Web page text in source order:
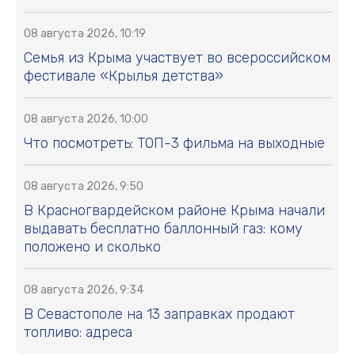
08 августа 2026, 10:19
Семья из Крыма участвует во всероссийском
фестивале «Крылья детства»
08 августа 2026, 10:00
Что посмотреть: ТОП-3 фильма на выходные
08 августа 2026, 9:50
В Красногвардейском районе Крыма начали
выдавать бесплатно баллонный газ: кому
положено и сколько
08 августа 2026, 9:34
В Севастополе на 13 заправках продают
топливо: адреса